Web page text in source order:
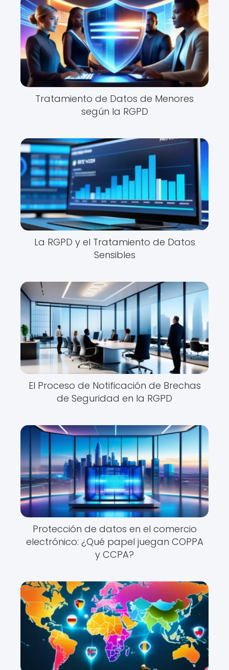
Tratamiento de Datos de Menores
según la RGPD
La RGPD y el Tratamiento de Datos
Sensibles
El Proceso de Notificación de Brechas
de Seguridad en la RGPD
Protección de datos en el comercio
electrónico: ¿Qué papel juegan COPPA
y CCPA?